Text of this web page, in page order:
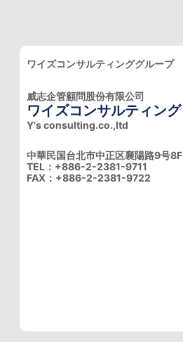
ワイズコンサルティンググループ
威志企管顧問股份有限公司
ワイズコンサルティング
Y's consulting.co.,ltd
中華民国台北市中正区襄陽路9号8F
TEL：+886-2-2381-9711
FAX：+886-2-2381-9722